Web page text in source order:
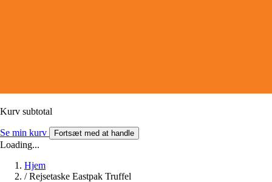
Kurv subtotal
Se min kurv Fortsæt med at handle
Loading...
Hjem
/ Rejsetaske Eastpak Truffel